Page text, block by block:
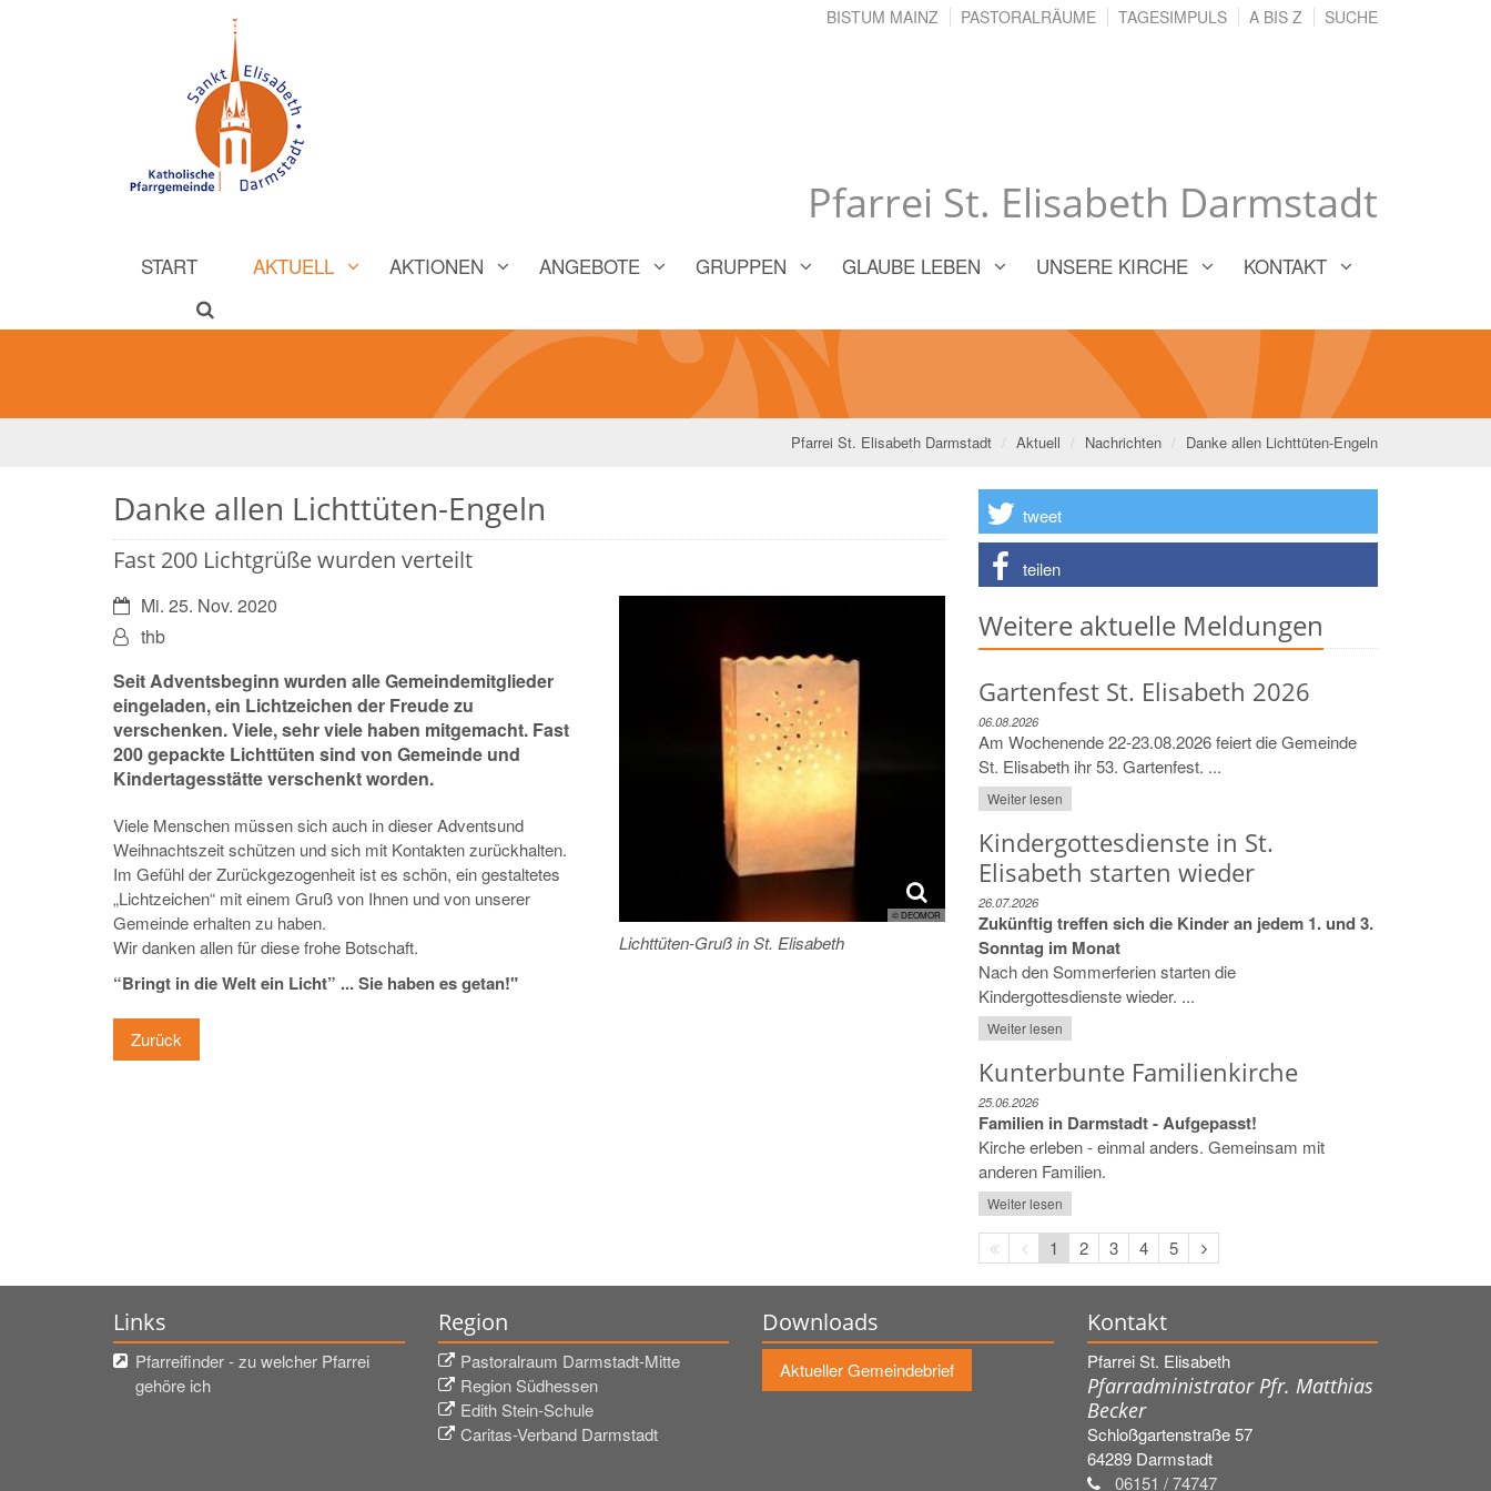
Pfarrei St. Elisabeth Darmstadt
BISTUM MAINZ PASTORALRÄUME TAGESIMPULS A BIS Z SUCHE
START AKTUELL AKTIONEN ANGEBOTE GRUPPEN GLAUBE LEBEN UNSERE KIRCHE KONTAKT
Pfarrei St. Elisabeth Darmstadt Aktuell Nachrichten Danke allen Lichttüten-Engeln
Danke allen Lichttüten-Engeln
Fast 200 Lichtgrüße wurden verteilt
© DEOMOR
Lichttüten-Gruß in St. Elisabeth
Datum:Mi. 25. Nov. 2020
Von:thb
Seit Adventsbeginn wurden alle Gemeindemitglieder
eingeladen, ein Lichtzeichen der Freude zu
verschenken. Viele, sehr viele haben mitgemacht. Fast
200 gepackte Lichttüten sind von Gemeinde und
Kindertagesstätte verschenkt worden.
Viele Menschen müssen sich auch in dieser Adventsund
Weihnachtszeit schützen und sich mit Kontakten zurückhalten.
Im Gefühl der Zurückgezogenheit ist es schön, ein gestaltetes
„Lichtzeichen“ mit einem Gruß von Ihnen und von unserer
Gemeinde erhalten zu haben.
Wir danken allen für diese frohe Botschaft.
“Bringt in die Welt ein Licht” ... Sie haben es getan!"
Zurück
tweet
teilen
Weitere aktuelle Meldungen
Gartenfest St. Elisabeth 2026
06.08.2026
Am Wochenende 22-23.08.2026 feiert die Gemeinde
St. Elisabeth ihr 53. Gartenfest. ...
Weiter lesen
Kindergottesdienste in St.
Elisabeth starten wieder
26.07.2026
Zukünftig treffen sich die Kinder an jedem 1. und 3.
Sonntag im Monat
Nach den Sommerferien starten die
Kindergottesdienste wieder. ...
Weiter lesen
Kunterbunte Familienkirche
25.06.2026
Familien in Darmstadt - Aufgepasst!
Kirche erleben - einmal anders. Gemeinsam mit
anderen Familien.
Weiter lesen
Erste
Seite
Vorherige
Seite
1 2 3 4 5
Nächste
Seite
Links
Pfarreifinder - zu welcher Pfarrei
gehöre ich
Region
Pastoralraum Darmstadt-Mitte
Region Südhessen
Edith Stein-Schule
Caritas-Verband Darmstadt
Downloads
Aktueller Gemeindebrief
Kontakt
Pfarrei St. Elisabeth
Pfarradministrator Pfr. Matthias
Becker
Schloßgartenstraße 57
64289 Darmstadt
06151 / 74747